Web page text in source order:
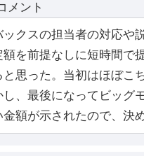
メント
ックスの担当者の対応や
額を前提なしに短時間で
と思った。当初はほぼこ
し、最後になってビッグ
金額が示されたので、決め